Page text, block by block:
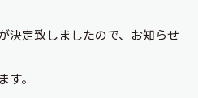
決定致しましたので、お知らせ
。